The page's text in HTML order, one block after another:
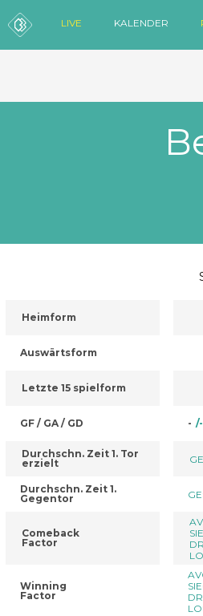
LIVE KALENDER
Heimform
Auswärtsform
Letzte 15 spielform
GF / GA / GD
Durchschn. Zeit 1. Tor
erzielt
Durchschn. Zeit 1.
Gegentor
Comeback
Factor
Winning
Factor
- /-